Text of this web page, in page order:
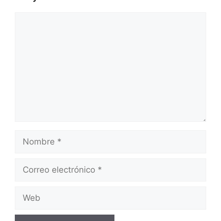
electrónico